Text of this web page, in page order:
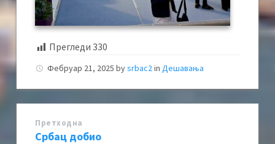
Прегледи 330
Фебруар 21, 2025 bysrbac2 in Дешавања
Претходна
Србац добио